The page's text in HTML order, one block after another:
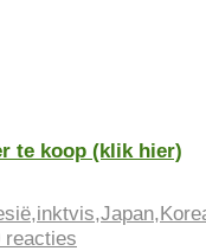
te koop (klik hier)
,inktvis,Japan,
reacties